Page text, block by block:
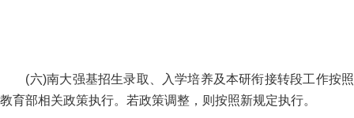
(六)南大强基招生录取、入学培养及本研衔接转段工作按照
教育部相关政策执行。若政策调整，则按照新规定执行。